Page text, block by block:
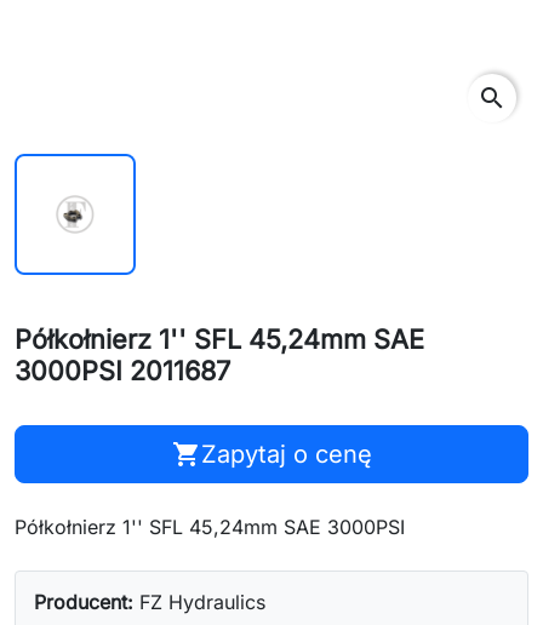
search
Półkołnierz 1'' SFL 45,24mm SAE
3000PSI 2011687
shopping_cartZapytaj o cenę
Półkołnierz 1'' SFL 45,24mm SAE 3000PSI
Producent: FZ Hydraulics